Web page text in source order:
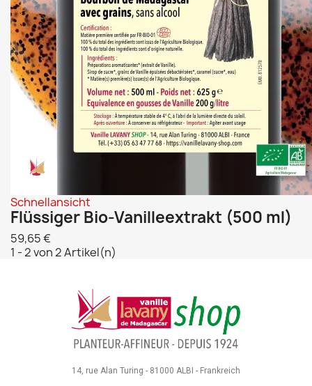
Schnellansicht
Flüssiger Bio-Vanilleextrakt (500 ml)
59,65 €
1 - 2 von 2 Artikel(n)
14, rue Alan Turing - 81000 ALBI - Frankreich